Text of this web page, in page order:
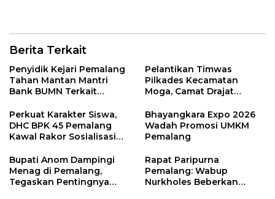
Berita Terkait
Penyidik Kejari Pemalang
Tahan Mantan Mantri
Bank BUMN Terkait
Pelantikan Timwas
Pilkades Kecamatan
Moga, Camat Drajat
Larangan
Perkuat Karakter Siswa,
DHC BPK 45 Pemalang
Kawal Rakor Sosialisasi
Petarukan
Bhayangkara Expo 2026
Wadah Promosi UMKM
Pemalang
Bupati Anom Dampingi
Menag di Pemalang,
Tegaskan Pentingnya
Rapat Paripurna
Pemalang: Wabup
Nurkholes Beberkan